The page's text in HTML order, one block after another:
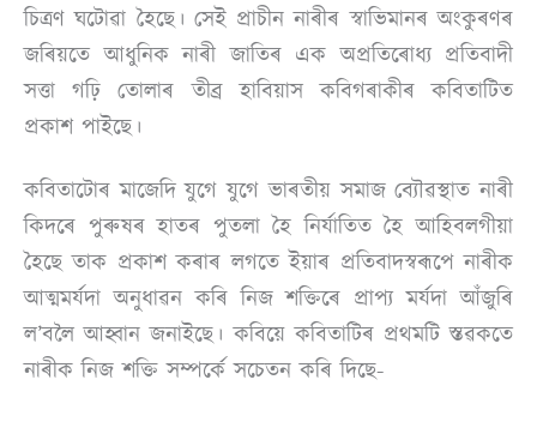
চিত্ৰণ ঘটোৱা হৈছে। সেই প্ৰাচীন নাৰীৰ স্বাভিমানৰ অংকুৰণৰ
জৰিয়তে আধুনিক নাৰী জাতিৰ এক অপ্ৰতিৰোধ্য প্ৰতিবাদী
সত্তা গঢ়ি তোলাৰ তীব্ৰ হাবিয়াস কবিগৰাকীৰ কবিতাটিত
প্ৰকাশ পাইছে।
কবিতাটোৰ মাজেদি যুগে যুগে ভাৰতীয় সমাজ ব্যৌৱস্থাত নাৰী
কিদৰে পুৰুষৰ হাতৰ পুতলা হৈ নিৰ্যাতিত হৈ আহিবলগীয়া
হৈছে তাক প্ৰকাশ কৰাৰ লগতে ইয়াৰ প্ৰতিবাদস্বৰূপে নাৰীক
আত্মমৰ্যদা অনুধাৱন কৰি নিজ শক্তিৰে প্ৰাপ্য মৰ্যদা আঁজুৰি
ল’বলৈ আহ্বান জনাইছে। কবিয়ে কবিতাটিৰ প্ৰথমটি স্তৱকতে
নাৰীক নিজ শক্তি সম্পৰ্কে সচেতন কৰি দিছে-